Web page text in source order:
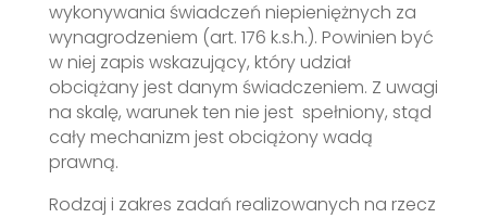
wykonywania świadczeń niepieniężnych za
wynagrodzeniem (art. 176 k.s.h.). Powinien być
w niej zapis wskazujący, który udział
obciążany jest danym świadczeniem. Z uwagi
na skalę, warunek ten nie jest spełniony, stąd
cały mechanizm jest obciążony wadą
prawną.
Rodzaj i zakres zadań realizowanych na rzecz